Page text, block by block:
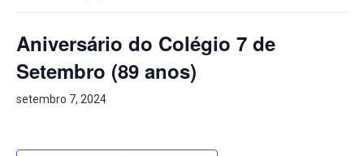
Aniversário do Colégio 7 de
Setembro (89 anos)
setembro 7, 2024